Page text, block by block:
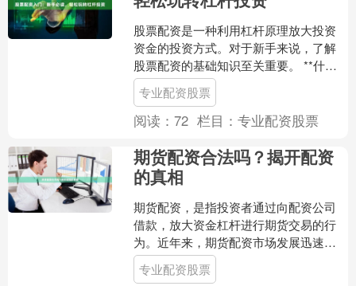
股票配资是一种利用杠杆原理放大投资
资金的投资方式。对于新手来说，了解
股票配资的基础知识至关重要。 **什么
是股票配资？** 股票配资是指投资者通
过向配资公司借入....
专业配资股票
阅读：72 栏目：专业配资股票
期货配资合法吗？揭开配资
的真相
期货配资，是指投资者通过向配资公司
借款，放大资金杠杆进行期货交易的行
为。近年来，期货配资市场发展迅速，
但其合法性也备受质疑。 **合法性** 根
据《期货交易管理....
专业配资股票